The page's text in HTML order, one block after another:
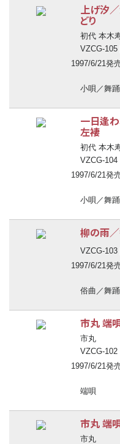
上げ汐
どり
初代 本木
VZCG-105
1997/6/21発
小唄／舞
一日逢
左褄
初代 本木
VZCG-104
1997/6/21発
小唄／舞
柳の雨
VZCG-103
1997/6/21発
俗曲／舞
市丸 端唄
市丸
VZCG-102
1997/6/21発
端唄
市丸 端唄
市丸